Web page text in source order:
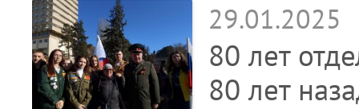
29.01.2025
80 лет
80 лет